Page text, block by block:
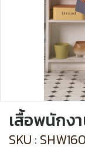
เสื้อพนักง
SKU :